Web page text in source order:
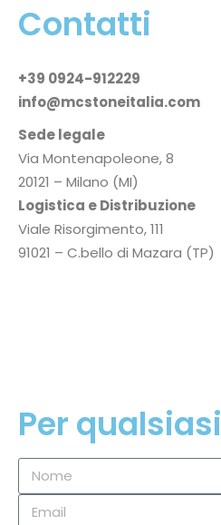
Contatti
+39 0924-912229
info@mcstoneitalia.com
Sede legale
Via Montenapoleone, 8
20121 – Milano (MI)
Logistica e Distribuzione
Viale Risorgimento, 111
91021 – C.bello di Mazara (TP)
Per